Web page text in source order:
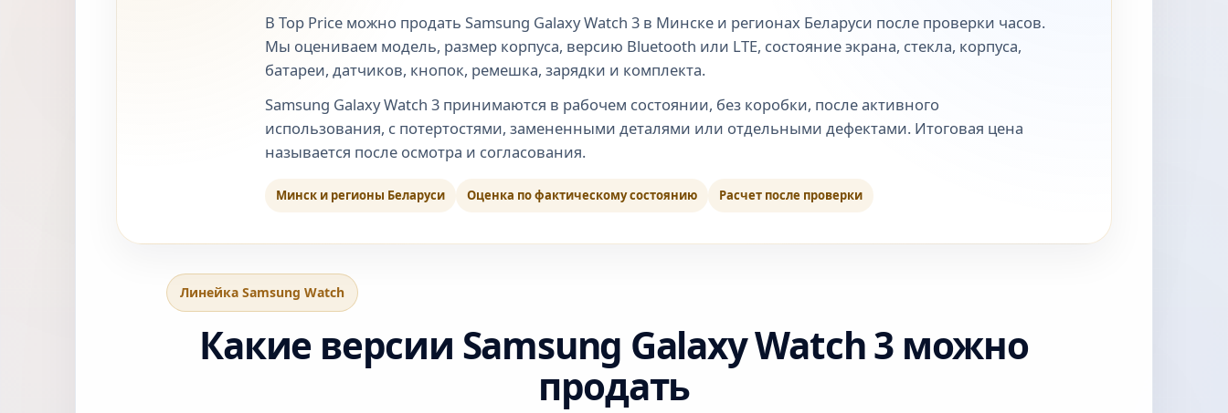
В Top Price можно продать Samsung Galaxy Watch 3 в Минске и регионах Беларуси после проверки часов.
Мы оцениваем модель, размер корпуса, версию Bluetooth или LTE, состояние экрана, стекла, корпуса,
батареи, датчиков, кнопок, ремешка, зарядки и комплекта.
Samsung Galaxy Watch 3 принимаются в рабочем состоянии, без коробки, после активного
использования, с потертостями, замененными деталями или отдельными дефектами. Итоговая цена
называется после осмотра и согласования.
Минск и регионы Беларуси Оценка по фактическому состоянию Расчет после проверки
Линейка Samsung Watch
Какие версии Samsung Galaxy Watch 3 можно
продать